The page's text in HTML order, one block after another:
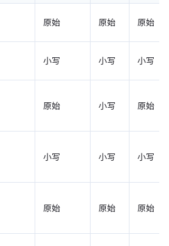
原始 原始 原始
小写 小写 小写
原始 小写 原始
小写 小写 小写
原始 原始 原始